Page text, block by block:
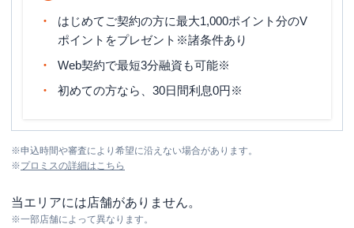
はじめてご契約の方に最大1,000ポイント分のV
ポイントをプレゼント※諸条件あり
Web契約で最短3分融資も可能※
初めての方なら、30日間利息0円※
※申込時間や審査により希望に沿えない場合があります。
※プロミスの詳細はこちら
当エリアには店舗がありません。
※一部店舗によって異なります。